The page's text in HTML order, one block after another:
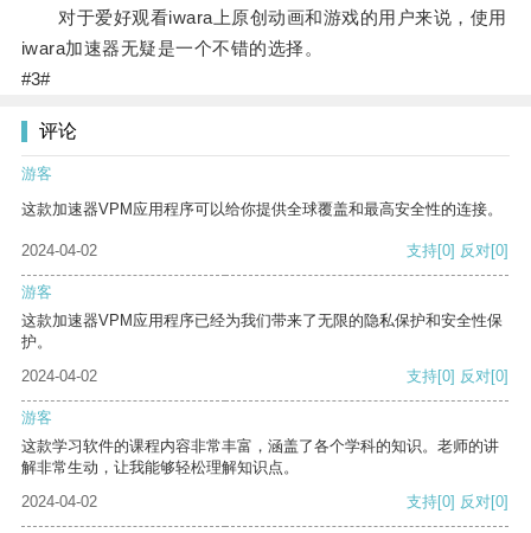
对于爱好观看iwara上原创动画和游戏的用户来说，使用
iwara加速器无疑是一个不错的选择。
#3#
评论
游客
这款加速器VPM应用程序可以给你提供全球覆盖和最高安全性的连接。
2024-04-02 支持[0] 反对[0]
游客
这款加速器VPM应用程序已经为我们带来了无限的隐私保护和安全性保
护。
2024-04-02
支持[0] 反对[0]
游客
这款学习软件的课程内容非常丰富，涵盖了各个学科的知识。老师的讲
解非常生动，让我能够轻松理解知识点。
2024-04-02
支持[0] 反对[0]